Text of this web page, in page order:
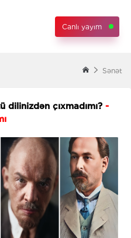
Canlı yayım
Sənət
çıxmadımı? -